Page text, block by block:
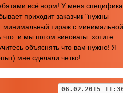
всё норм! У меня специфика
приходит заказчик "нужны
минимальный тираж с минимальной
что. и мы потом виноваты. хотите
объяснять что вам нужно! Я
мне сделали четко!
06.02.2015